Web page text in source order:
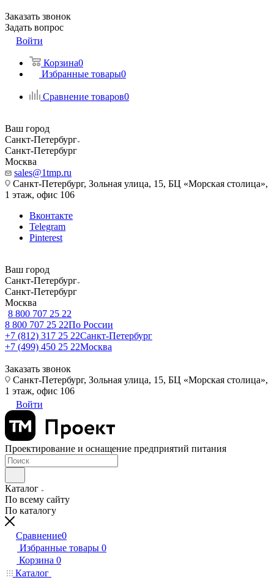
Заказать звонок
Задать вопрос
Войти
Корзина0
Избранные товары0
Сравнение товаров0
Ваш город
Санкт-Петербург
Санкт-Петербург
Москва
sales@1tmp.ru
Санкт-Петербург, Зольная улица, 15, БЦ «Морская столица»,
1 этаж, офис 106
Вконтакте
Telegram
Pinterest
Ваш город
Санкт-Петербург
Санкт-Петербург
Москва
8 800 707 25 22
8 800 707 25 22По России
+7 (812) 317 25 22Санкт-Петербург
+7 (499) 450 25 22Москва
Заказать звонок
Санкт-Петербург, Зольная улица, 15, БЦ «Морская столица»,
1 этаж, офис 106
Войти
Проектирование и оснащение предприятий питания
Каталог
По всему сайту
По каталогу
Сравнение0
Избранные товары 0
Корзина 0
Каталог